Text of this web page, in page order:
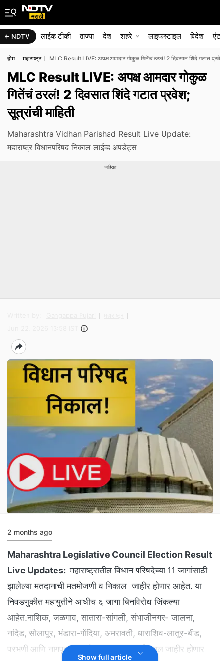
NDTV लाईव्ह टीव्ही ताज्या देश शहरे लाइफस्टाइल विदेश
होम महाराष्ट्र MLC Result LIVE: अपक्ष आमदार गोकुळ गितेंचं ठरलं! 2 दिवसात शिंदे गटात
MLC Result LIVE: अपक्ष आमदार गोकुळ
गितेंचं ठरलं! 2 दिवसात शिंदे गटात प्रवेश;
सूत्रांची माहिती
Maharashtra Vidhan Parishad Result Live Update:
महाराष्ट्र विधानपरिषद निकाल लाईव्ह अपडेट्स
जाहिरात
2 months ago
Maharashtra Legislative Council Election Result
Live Updates:महाराष्ट्रातील विधान परिषदेच्या 11 जागांसाठी
झालेल्या मतदानाची मतमोजणी व निकाल जाहीर होणार आहेत. या
निवडणुकीत महायुतीने आधीच ६ जागा बिनविरोध जिंकल्या
आहेत.नाशिक, जळगाव, सातारा-सांगली, संभाजीनगर- जालना,
नांदेड, सोलापूर, भंडारा-गोंदिया, अमरावती, धाराशिव-लातूर-बीड,
परभणी आणि नागपूर सकाळी 8 वाजतापासून निकाल जाहीर होणार
Show full article